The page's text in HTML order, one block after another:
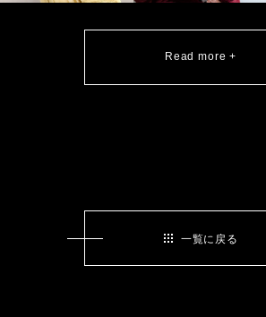
Read more +
一覧に戻る